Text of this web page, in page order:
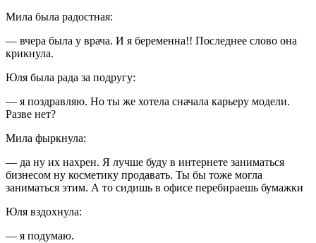
Мила была радостная:
— вчера была у врача. И я беременна!! Последнее слово она
крикнула.
Юля была рада за подругу:
— я поздравляю. Но ты же хотела сначала карьеру модели.
Разве нет?
Мила фыркнула:
— да ну их нахрен. Я лучше буду в интернете заниматься
бизнесом ну косметику продавать. Ты бы тоже могла
заниматься этим. А то сидишь в офисе перебираешь бумажки
Юля вздохнула:
— я подумаю.